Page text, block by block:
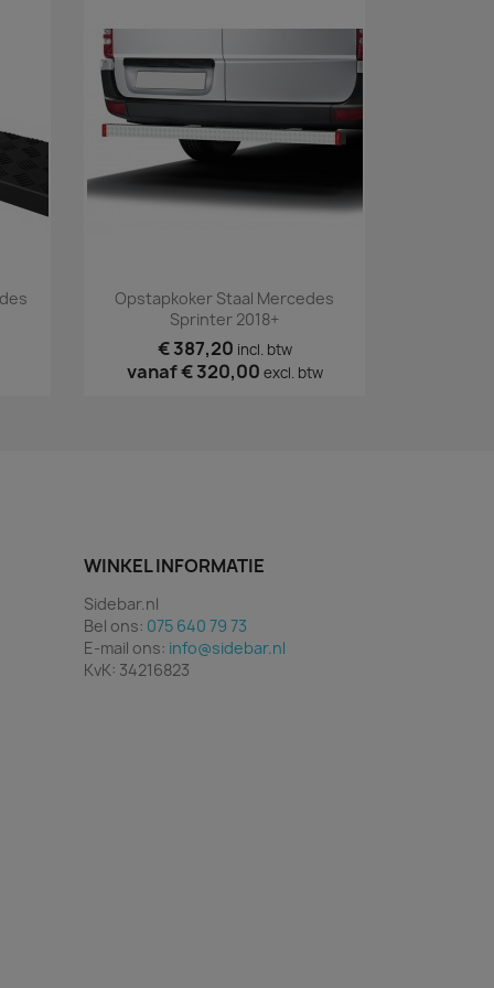
Snel bekijken
Opstapkoker Staal Mercedes
Sprinter 2018+
€ 387,20 incl. btw
vanaf€ 320,00 excl. btw
WINKEL INFORMATIE
Sidebar.nl
Bel ons: 075 640 79 73
E-mail ons: info@sidebar.nl
KvK: 34216823